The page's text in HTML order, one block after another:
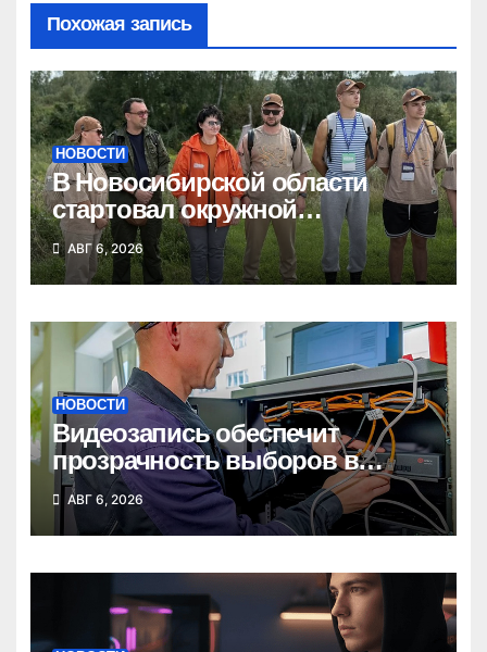
Похожая запись
НОВОСТИ
В Новосибирской области
стартовал окружной
туристский слет молодежи
АВГ 6, 2026
НОВОСТИ
Видеозапись обеспечит
прозрачность выборов в
Госдуму в Новосибирской
области
АВГ 6, 2026